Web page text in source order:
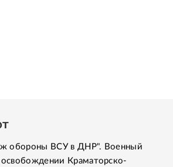
обороны ВСУ в ДНР". Военный
Краматорско-